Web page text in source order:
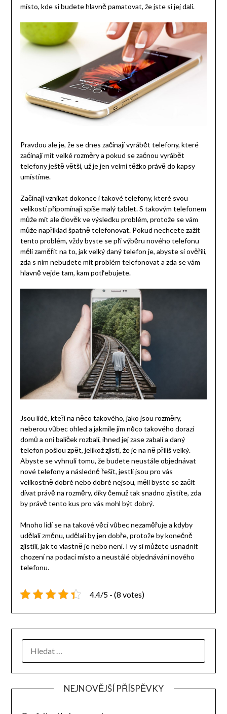
místo, kde si budete hlavně pamatovat, že jste si jej dali.
Pravdou ale je, že se dnes začínají vyrábět telefony, které
začínají mít velké rozměry a pokud se začnou vyrábět
telefony ještě větší, už je jen velmi těžko právě do kapsy
umístíme.
Začínají vznikat dokonce i takové telefony, které svou
velikostí připomínají spíše malý tablet. S takovým telefonem
může mít ale člověk ve výsledku problém, protože se vám
může například špatně telefonovat. Pokud nechcete zažít
tento problém, vždy byste se při výběru nového telefonu
měli zaměřit na to, jak velký daný telefon je, abyste si ověřili,
zda s ním nebudete mít problém telefonovat a zda se vám
hlavně vejde tam, kam potřebujete.
Jsou lidé, kteří na něco takového, jako jsou rozměry,
neberou vůbec ohled a jakmile jim něco takového dorazí
domů a oni balíček rozbalí, ihned jej zase zabalí a daný
telefon pošlou zpět, jelikož zjistí, že je na ně příliš velký.
Abyste se vyhnuli tomu, že budete neustále objednávat
nové telefony a následně řešit, jestli jsou pro vás
velikostně dobré nebo dobré nejsou, měli byste se začít
dívat právě na rozměry, díky čemuž tak snadno zjistíte, zda
by právě tento kus pro vás mohl být dobrý.
Mnoho lidí se na takové věci vůbec nezaměřuje a kdyby
udělali změnu, udělali by jen dobře, protože by konečně
zjistili, jak to vlastně je nebo není. I vy si můžete usnadnit
chození na podací místo a neustálé objednávání nového
telefonu.
4.4/5 - (8 votes)
NEJNOVĚJŠÍ PŘÍSPĚVKY